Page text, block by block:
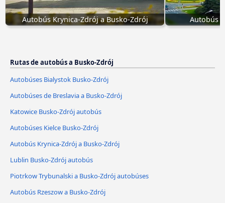
Autobús Krynica-Zdrój a Busko-Zdrój Autobús
Rutas de autobús a Busko-Zdrój
Autobúses Bialystok Busko-Zdrój
Autobúses de Breslavia a Busko-Zdrój
Katowice Busko-Zdrój autobús
Autobúses Kielce Busko-Zdrój
Autobús Krynica-Zdrój a Busko-Zdrój
Lublin Busko-Zdrój autobús
Piotrkow Trybunalski a Busko-Zdrój autobúses
Autobús Rzeszow a Busko-Zdrój